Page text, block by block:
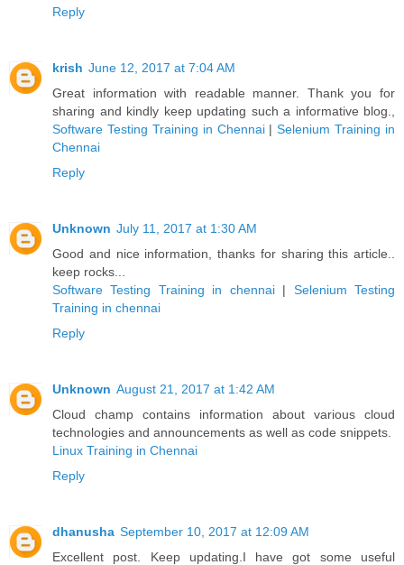
Reply
krish June 12, 2017 at 7:04 AM
Great information with readable manner. Thank you for
sharing and kindly keep updating such a informative blog.,
Software Testing Training in Chennai|Selenium Training in
Chennai
Reply
Unknown July 11, 2017 at 1:30 AM
Good and nice information, thanks for sharing this article..
keep rocks...
Software Testing Training in chennai| Selenium Testing
Training in chennai
Reply
Unknown August 21, 2017 at 1:42 AM
Cloud champ contains information about various cloud
technologies and announcements as well as code snippets.
Linux Training in Chennai
Reply
dhanusha September 10, 2017 at 12:09 AM
Excellent post. Keep updating.I have got some useful